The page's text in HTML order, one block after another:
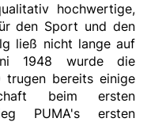
hochwertige,
den Sport und den
ließ nicht lange auf
1948 wurde die
trugen bereits einige
beim ersten
PUMA's ersten